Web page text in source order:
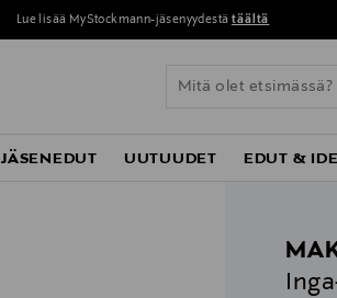
Lue lisää MyStockmann-jäsenyydestä täältä
JÄSENEDUT UUTUUDET EDUT &